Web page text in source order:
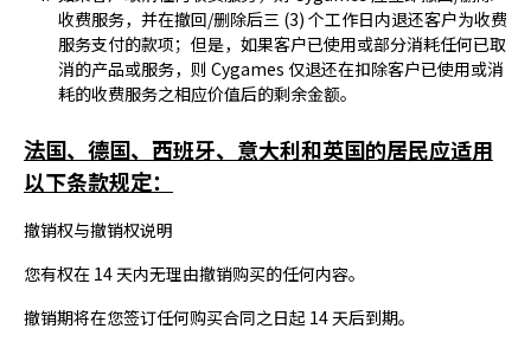
收费服务，并在撤回/删除后三 (3) 个工作日内退还客户为收费
服务支付的款项；但是，如果客户已使用或部分消耗任何已取
消的产品或服务，则 Cygames 仅退还在扣除客户已使用或消
耗的收费服务之相应价值后的剩余金额。
法国、德国、西班牙、意大利和英国的居民应适用
以下条款规定：
撤销权与撤销权说明
您有权在 14 天内无理由撤销购买的任何内容。
撤销期将在您签订任何购买合同之日起 14 天后到期。